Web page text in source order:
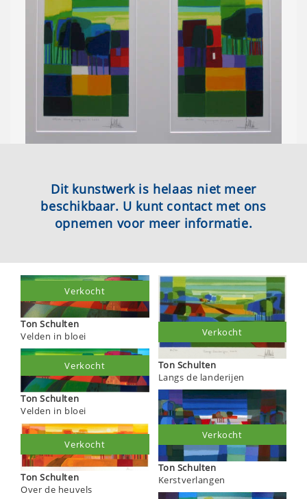
Dit kunstwerk is helaas niet meer
beschikbaar. U kunt contact met ons
opnemen voor meer informatie.
Ton Schulten
Velden in bloei
Verkocht
Ton Schulten
Velden in bloei
Verkocht
Ton Schulten
Over de heuvels
Verkocht
Ton Schulten
Langs de landerijen
Verkocht
Ton Schulten
Kerstverlangen
Verkocht